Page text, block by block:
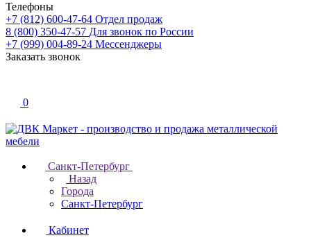
Телефоны
+7 (812) 600-47-64 Отдел продаж
8 (800) 350-47-57 Для звонок по России
+7 (999) 004-89-24 Мессенджеры
Заказать звонок
0
Санкт-Петербург
Назад
Города
Санкт-Петербург
Кабинет